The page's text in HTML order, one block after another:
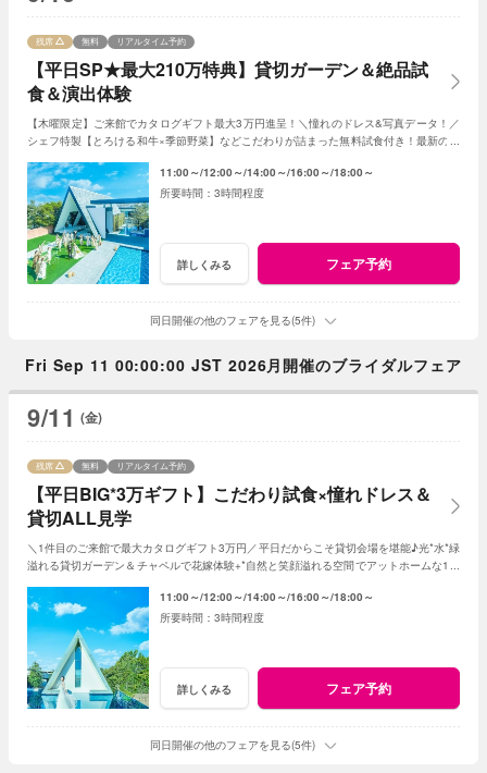
【平日SP★最大210万特典】貸切ガーデン＆絶品試
食＆演出体験
残席 無料 リアルタイム予約
【木曜限定】ご来館でカタログギフト最大3万円進呈！＼憧れのドレス&写真データ！／
シェフ特製【とろける和牛×季節野菜】などこだわりが詰まった無料試食付き！最新のマ
11:00～ 12:00～ 14:00～ 16:00～ 18:00～
3時間程度
詳しくみる フェア予約
同日開催の他のフェアを見る(5件)
Fri Sep 11 00:00:00 JST 2026月開催のブライダルフェア
9/11 (金)
【平日BIG*3万ギフト】こだわり試食×憧れドレス＆
貸切ALL見学
残席 無料 リアルタイム予約
＼1件目のご来館で最大カタログギフト3万円／平日だからこそ貸切会場を堪能♪光*水*緑
溢れる貸切ガーデン＆チャペルで花嫁体験+*自然と笑顔溢れる空間でアットホームな1日
11:00～ 12:00～ 14:00～ 16:00～ 18:00～
3時間程度
詳しくみる フェア予約
同日開催の他のフェアを見る(5件)